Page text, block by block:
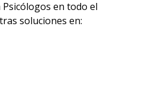
en todo el
soluciones en: